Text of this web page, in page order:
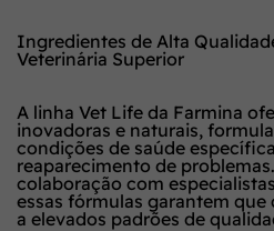
Ingredientes de Alta
Veterinária Superior
A linha Vet Life da Farmina
inovadoras e naturais,
condições de saúde
reaparecimento de
colaboração com
essas fórmulas garantem
a elevados padrões de